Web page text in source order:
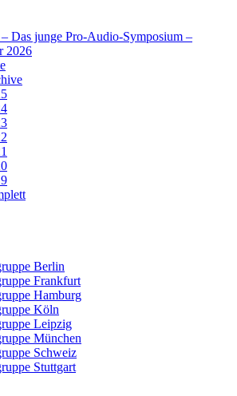
Das junge Pro-Audio-Symposium –
2026
Berlin
Frankfurt
Hamburg
Köln
Leipzig
München
Schweiz
Stuttgart